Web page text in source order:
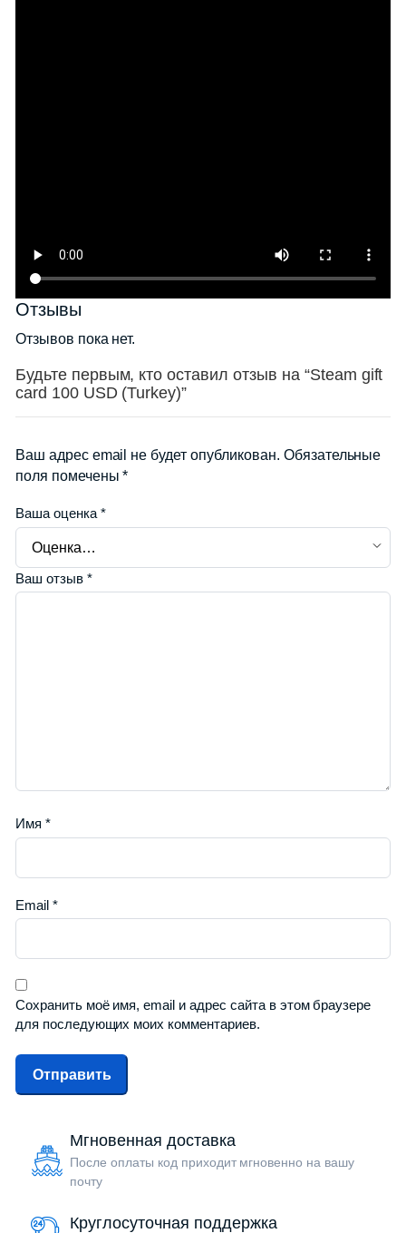
Отзывы
Отзывов пока нет.
Будьте первым, кто оставил отзыв на “Steam gift
card 100 USD (Turkey)”
Ваш адрес email не будет опубликован. Обязательные
поля помечены*
Ваша оценка*
Ваш отзыв *
Имя *
Email *
Сохранить моё имя, email и адрес сайта в этом браузере
для последующих моих комментариев.
Мгновенная доставка
После оплаты код приходит мгновенно на вашу
почту
Круглосуточная поддержка